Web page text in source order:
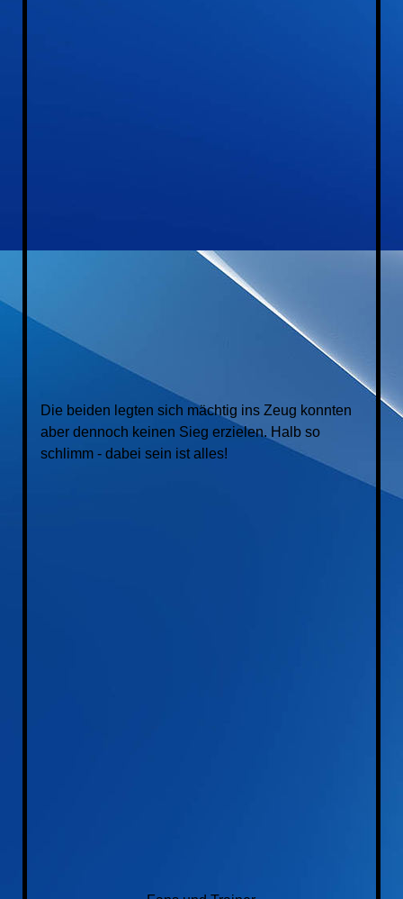
Die beiden legten sich mächtig ins Zeug konnten
aber dennoch keinen Sieg erzielen. Halb so
schlimm - dabei sein ist alles!